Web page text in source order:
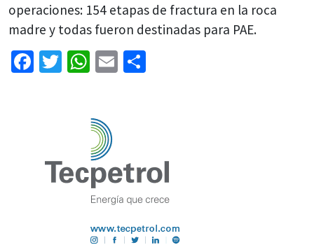
operaciones: 154 etapas de fractura en la roca
madre y todas fueron destinadas para PAE.
Facebook
Twitter
WhatsApp
Email